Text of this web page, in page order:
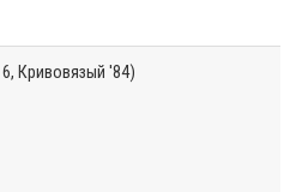
Кривовязый '84)